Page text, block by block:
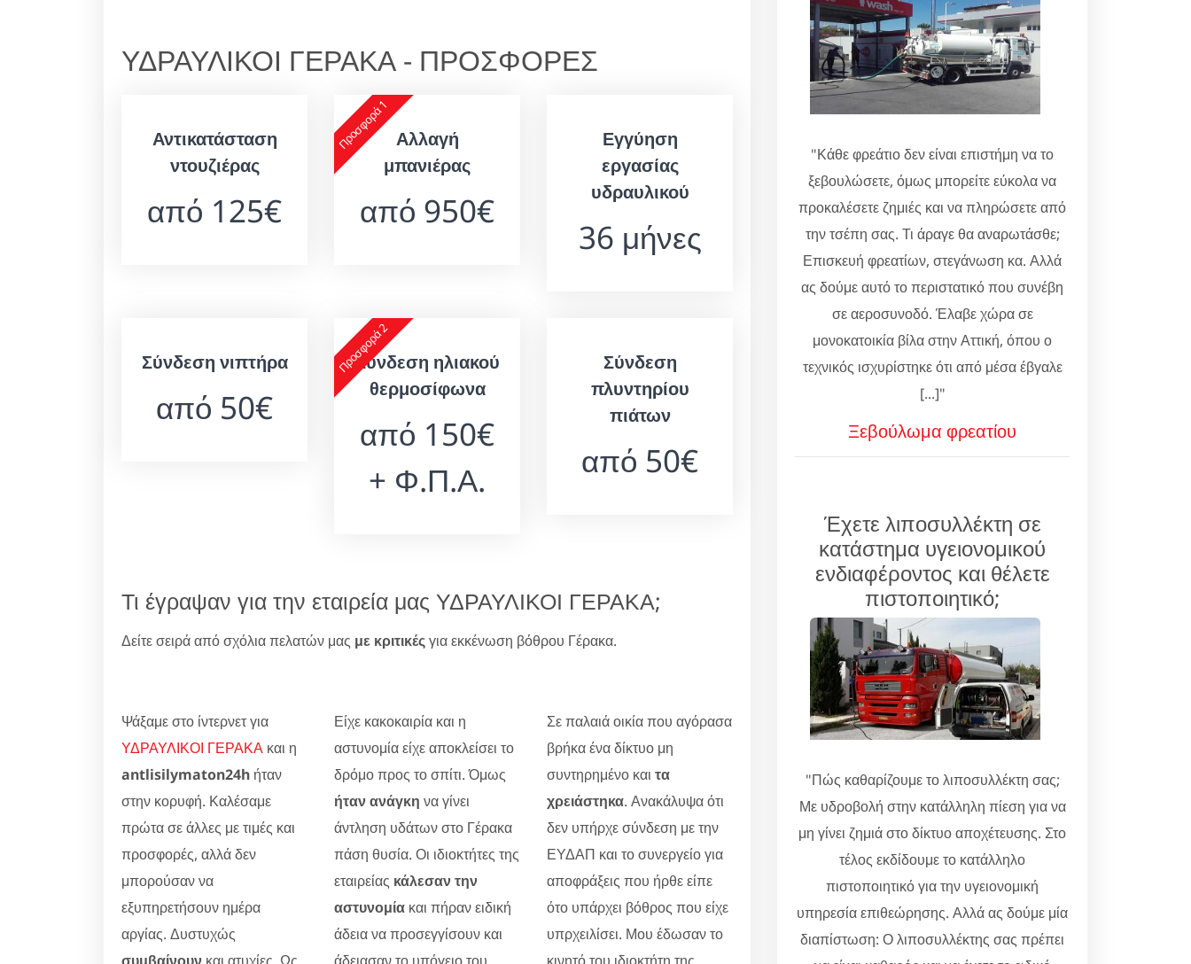
ΥΔΡΑΥΛΙΚΟΙ ΓΕΡΑΚΑ - ΠΡΟΣΦΟΡΕΣ
Αντικατάσταση
ντουζιέρας
από 125€
Προσφορά 1 Αλλαγή
μπανιέρας
από 950€
Εγγύηση
εργασίας
υδραυλικού
36 μήνες
Σύνδεση νιπτήρα
από 50€
Προσφορά 2
Σύνδεση ηλιακού
θερμοσίφωνα
από 150€
+ Φ.Π.Α.
Σύνδεση
πλυντηρίου
πιάτων
από 50€
Τι έγραψαν για την εταιρεία μας ΥΔΡΑΥΛΙΚΟΙ ΓΕΡΑΚΑ;
Δείτε σειρά από σχόλια πελατών μας με κριτικέςγια εκκένωση βόθρου Γέρακα.
Ψάξαμε στο ίντερνετ για
ΥΔΡΑΥΛΙΚΟΙ ΓΕΡΑΚΑ και η
antlisilymaton24h ήταν
στην κορυφή. Καλέσαμε
πρώτα σε άλλες με τιμές και
προσφορές, αλλά δεν
μπορούσαν να
εξυπηρετήσουν ημέρα
αργίας. Δυστυχώς
Είχε κακοκαιρία και η
αστυνομία είχε αποκλείσει το
δρόμο προς το σπίτι. Όμως
ήταν ανάγκη να γίνει
άντληση υδάτων στο Γέρακα
πάση θυσία. Οι ιδιοκτήτες της
εταιρείας κάλεσαν την
αστυνομία και πήραν ειδική
άδεια να προσεγγίσουν και
Σε παλαιά οικία που αγόρασα
βρήκα ένα δίκτυο μη
συντηρημένο και τα
χρειάστηκα. Ανακάλυψα ότι
δεν υπήρχε σύνδεση με την
ΕΥΔΑΠ και το συνεργείο για
αποφράξεις που ήρθε είπε
ότο υπάρχει βόθρος που είχε
υπρχειλίσει. Μου έδωσαν το
"Κάθε φρεάτιο δεν είναι επιστήμη να το
ξεβουλώσετε, όμως μπορείτε εύκολα να
προκαλέσετε ζημιές και να πληρώσετε από
την τσέπη σας. Τι άραγε θα αναρωτάσθε;
Επισκευή φρεατίων, στεγάνωση κα. Αλλά
ας δούμε αυτό το περιστατικό που συνέβη
σε αεροσυνοδό. Έλαβε χώρα σε
μονοκατοικία βίλα στην Αττική, όπου ο
τεχνικός ισχυρίστηκε ότι από μέσα έβγαλε
[...]"
Ξεβούλωμα φρεατίου
Έχετε λιποσυλλέκτη σε
κατάστημα υγειονομικού
ενδιαφέροντος και θέλετε
πιστοποιητικό;
"Πώς καθαρίζουμε το λιποσυλλέκτη σας;
Με υδροβολή στην κατάλληλη πίεση για να
μη γίνει ζημιά στο δίκτυο αποχέτευσης. Στο
τέλος εκδίδουμε το κατάλληλο
πιστοποιητικό για την υγειονομική
υπηρεσία επιθεώρησης. Αλλά ας δούμε μία
διαπίστωση: Ο λιποσυλλέκτης σας πρέπει